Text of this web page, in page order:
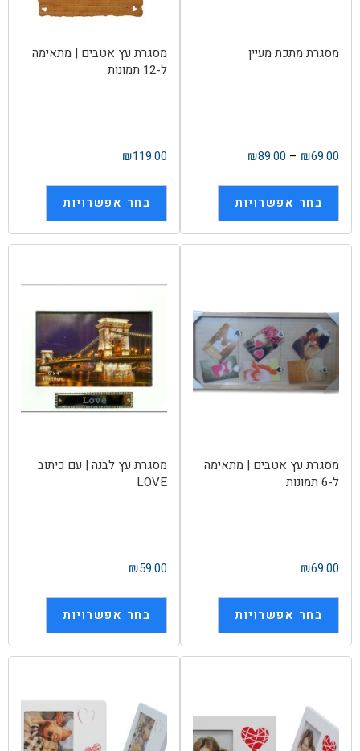
מסגרת מתכת מעיין
₪69.00
–
₪89.00
בחר אפשרויות
מסגרת עץ אטבים | מתאימה
ל-12 תמונות
₪119.00
בחר אפשרויות
מסגרת עץ אטבים | מתאימה
ל-6 תמונות
₪69.00
בחר אפשרויות
מסגרת עץ לבנה | עם כיתוב
LOVE
₪59.00
בחר אפשרויות